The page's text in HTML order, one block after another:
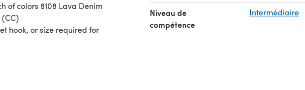
of colors 8108 Lava Denim
hook, or size required for
Niveau de
compétence
Intermédiaire